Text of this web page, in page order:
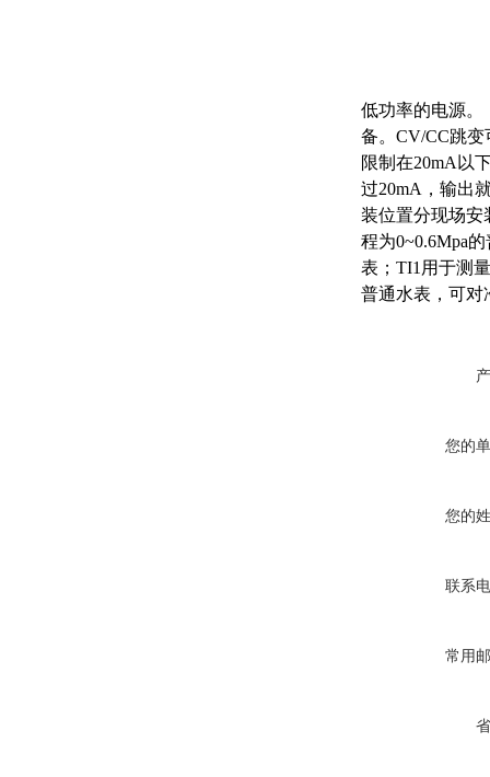
低功率的电源。
备。CV/CC跳
限制在20mA以
过20mA，输出
装位置分现场安
程为0~0.6Mpa
表；TI1用于测
普通水表，可对
您的
您的
联系
常用